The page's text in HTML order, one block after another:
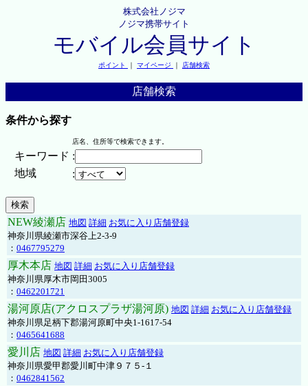
株式会社ノジマ
ノジマ携帯サイト
モバイル会員サイト
ポイント ｜ マイページ ｜ 店舗検索
店舗検索
条件から探す
店名、住所等で検索できます。
キーワード :
地域
:
NEW綾瀬店 地図 詳細 お気に入り店舗登録
神奈川県綾瀬市深谷上2-3-9
： 0467795279
厚木本店 地図 詳細 お気に入り店舗登録
神奈川県厚木市岡田3005
： 0462201721
湯河原店(アクロスプラザ湯河原) 地図 詳細 お気に入り店舗登録
神奈川県足柄下郡湯河原町中央1-1617-54
： 0465641688
愛川店 地図 詳細 お気に入り店舗登録
神奈川県愛甲郡愛川町中津９７５-１
： 0462841562